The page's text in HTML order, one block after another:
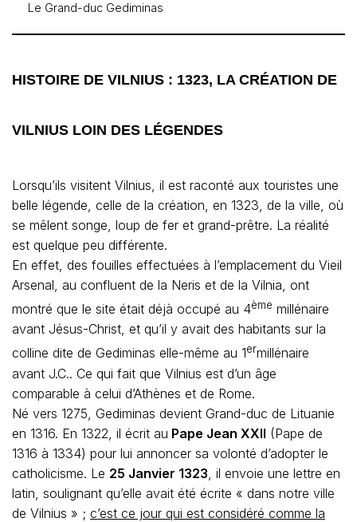
Le Grand-duc Gediminas
HISTOIRE DE VILNIUS : 1323, LA CRÉATION DE
VILNIUS LOIN DES LÉGENDES
Lorsqu’ils visitent Vilnius, il est raconté aux touristes une
belle légende, celle de la création, en 1323, de la ville, où
se mêlent songe, loup de fer et grand-prêtre. La réalité
est quelque peu différente.
En effet, des fouilles effectuées à l’emplacement du Vieil
Arsenal, au confluent de la Neris et de la Vilnia, ont
montré que le site était déjà occupé au 4ème millénaire
avant Jésus-Christ, et qu’il y avait des habitants sur la
colline dite de Gediminas elle-même au 1ermillénaire
avant J.C.. Ce qui fait que Vilnius est d’un âge
comparable à celui d’Athènes et de Rome.
Né vers 1275, Gediminas devient Grand-duc de Lituanie
en 1316. En 1322, il écrit au Pape Jean XXII (Pape de
1316 à 1334) pour lui annoncer sa volonté d’adopter le
catholicisme. Le 25 Janvier 1323 , il envoie une lettre en
latin, soulignant qu’elle avait été écrite « dans notre ville
de Vilnius » ; c’est ce jour qui est considéré comme la